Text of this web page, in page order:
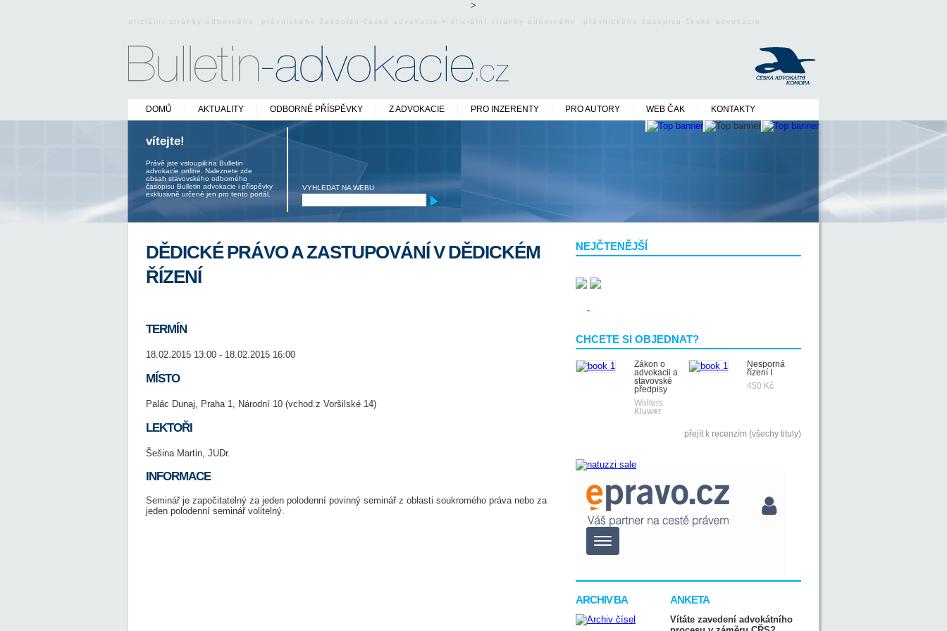
>
oficiální stránky odborného právnického časopisu české advokacie • oficiální stránky odborného právnického časopisu české advokacie
DOMŮ AKTUALITY ODBORNÉ PŘÍSPĚVKY Z ADVOKACIE PRO INZERENTY PRO AUTORY WEB ČAK KONTAKTY
vítejte!
Právě jste vstoupili na Bulletin
advokacie online. Naleznete zde
obsah stavovského odborného
časopisu Bulletin advokacie i příspěvky
exklusivně určené jen pro tento portál.
VYHLEDAT NA WEBU
NEJČTENĚJŠÍ
CHCETE SI OBJEDNAT?
Zákon o
advokacii a
stavovské
předpisy
Wolters
Kluwer
Nesporná
řízení I
450 Kč
přejít k recenzím (všechy tituly)
ARCHIV BA ANKETA
Vítáte zavedení advokátního
DĚDICKÉ PRÁVO A ZASTUPOVÁNÍ V DĚDICKÉM
ŘÍZENÍ
TERMÍN
18.02.2015 13:00 - 18.02.2015 16:00
MÍSTO
Palác Dunaj, Praha 1, Národní 10 (vchod z Voršilské 14)
LEKTOŘI
Šešina Martin, JUDr.
INFORMACE
Seminář je započitatelný za jeden polodenní povinný seminář z oblasti soukromého práva nebo za
jeden polodenní seminář volitelný.